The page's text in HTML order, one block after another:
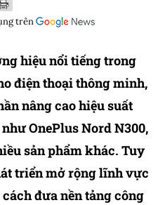
trên
hiệu nổi tiếng trong
điện thoại thông minh,
nâng cao hiệu suất
OnePlus Nord N300,
sản phẩm khác. Tuy
triển mở rộng lĩnh vực
đưa nền tảng công